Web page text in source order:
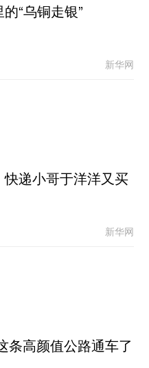
“乌铜走银”
新华网
递小哥于洋洋又买
新华网
条高颜值公路通车了